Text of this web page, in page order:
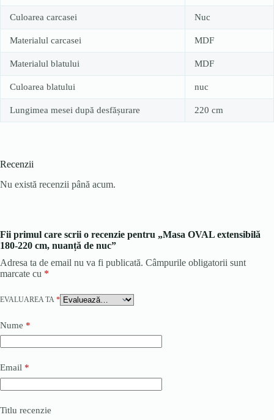
Culoarea carcasei Nuc
Materialul carcasei MDF
Materialul blatului MDF
Culoarea blatului nuc
Lungimea mesei după desfășurare 220 cm
Recenzii
Nu există recenzii până acum.
Fii primul care scrii o recenzie pentru „Masa OVAL extensibilă
180-220 cm, nuanță de nuc”
Adresa ta de email nu va fi publicată. Câmpurile obligatorii sunt
marcate cu *
EVALUAREA TA *
Nume *
Email *
Titlu recenzie